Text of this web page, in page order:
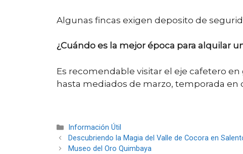
Algunas fincas exigen deposito de
¿Cuándo es la mejor época para alquilar
Es recomendable visitar el eje cafetero
hasta mediados de marzo, temporada en
Categorías
Información Útil
Descubriendo la Magia del Valle de Cocora en
Museo del Oro Quimbaya